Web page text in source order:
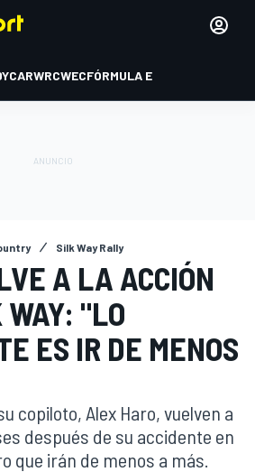
WRCWECFÓRMULA E
Silk Way Rally
A LA ACCIÓN
"LO
ES IR DE MENOS
copiloto, Alex Haro, vuelven a
después de su accidente en
que irán de menos a más.